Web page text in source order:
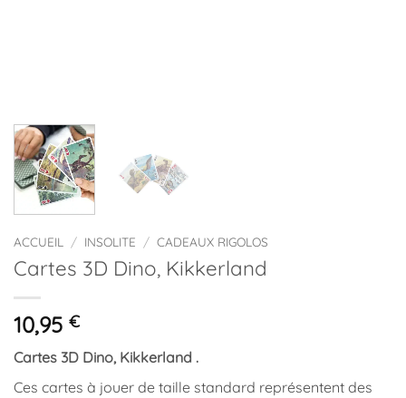
ACCUEIL / INSOLITE / CADEAUX RIGOLOS
Cartes 3D Dino, Kikkerland
10,95 €
Cartes 3D Dino, Kikkerland .
Ces cartes à jouer de taille standard représentent des